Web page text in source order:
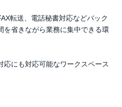
転送、電話秘書対応などバック
を省きながら業務に集中できる環
にも対応可能なワークスペース